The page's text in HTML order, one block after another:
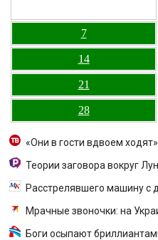
7
14
21
28
«Они в гости вдвоем
Теории заговора вокруг
Расстрелявшего машину с
Мрачные звоночки: на
Боги осыпают